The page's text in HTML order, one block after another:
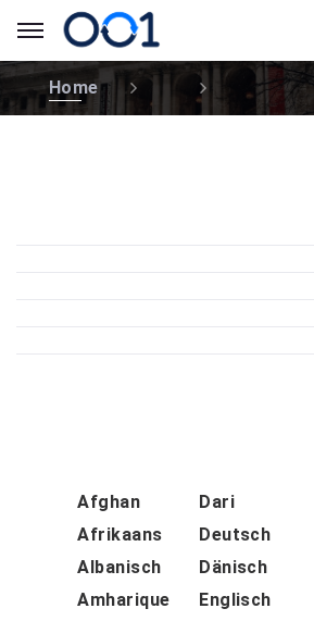
Home
Afghan
Afrikaans
Albanisch
Amharique
Dari
Deutsch
Dänisch
Englisch